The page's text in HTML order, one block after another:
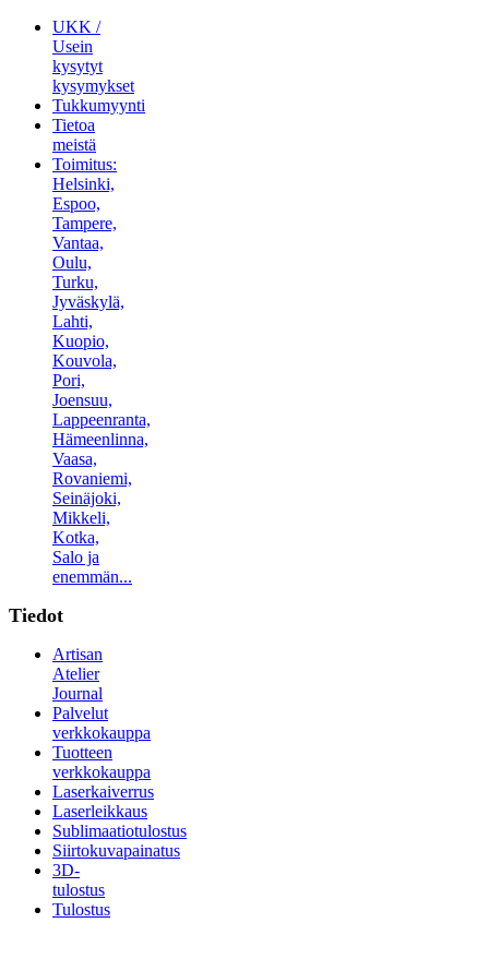
UKK /
Usein
kysytyt
kysymykset
Tukkumyynti
Tietoa
meistä
Toimitus:
Helsinki,
Espoo,
Tampere,
Vantaa,
Oulu,
Turku,
Jyväskylä,
Lahti,
Kuopio,
Kouvola,
Pori,
Joensuu,
Lappeenranta,
Hämeenlinna,
Vaasa,
Rovaniemi,
Seinäjoki,
Mikkeli,
Kotka,
Salo ja
enemmän...
Tiedot
Artisan
Atelier
Journal
Palvelut
verkkokauppa
Tuotteen
verkkokauppa
Laserkaiverrus
Laserleikkaus
Sublimaatiotulostus
Siirtokuvapainatus
3D-
tulostus
Tulostus